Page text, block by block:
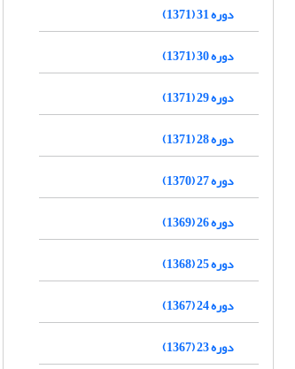
دوره 31 (1371)
دوره 30 (1371)
دوره 29 (1371)
دوره 28 (1371)
دوره 27 (1370)
دوره 26 (1369)
دوره 25 (1368)
دوره 24 (1367)
دوره 23 (1367)